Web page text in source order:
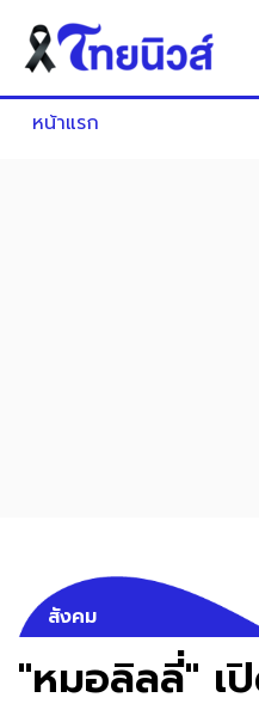
หน้าแรก
สังคม
"หมอลิลลี่" เ